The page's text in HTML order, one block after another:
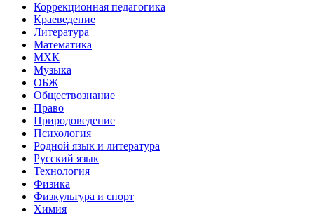
Коррекционная педагогика
Краеведение
Литература
Математика
МХК
Музыка
ОБЖ
Обществознание
Право
Природоведение
Психология
Родной язык и литература
Русский язык
Технология
Физика
Физкультура и спорт
Химия